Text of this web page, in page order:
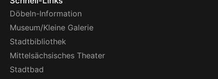
Döbeln-Information
Museum/Kleine Galerie
Stadtbibliothek
Mittelsächsisches Theater
Stadtbad